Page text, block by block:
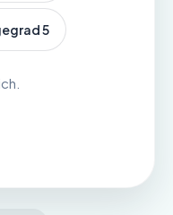
5